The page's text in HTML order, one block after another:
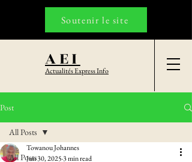
AEI
Actualités Express Info
Soutenir le site
Post
All Posts
All Posts
Towanou Johannes
Jun 30, 20253 min read